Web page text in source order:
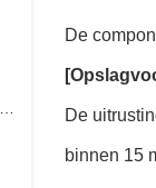
De
De
binnen 15